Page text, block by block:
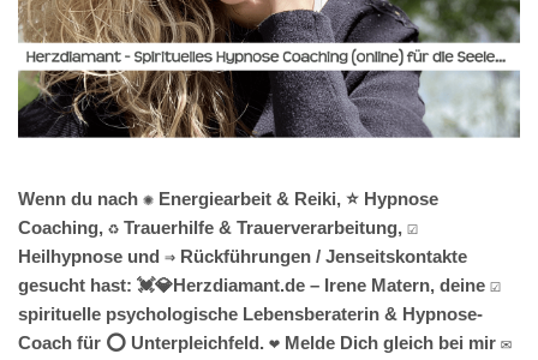
Wenn du nach ✺ Energiearbeit & Reiki, ⭐ Hypnose
Coaching, ♻ Trauerhilfe & Trauerverarbeitung, ☑️
Heilhypnose und ⇒ Rückführungen / Jenseitskontakte
gesucht hast: 💓️💎Herzdiamant.de – Irene Matern, deine ☑️
spirituelle psychologische Lebensberaterin & Hypnose-
Coach für ⭕ Unterpleichfeld. ❤ Melde Dich gleich bei mir ✉